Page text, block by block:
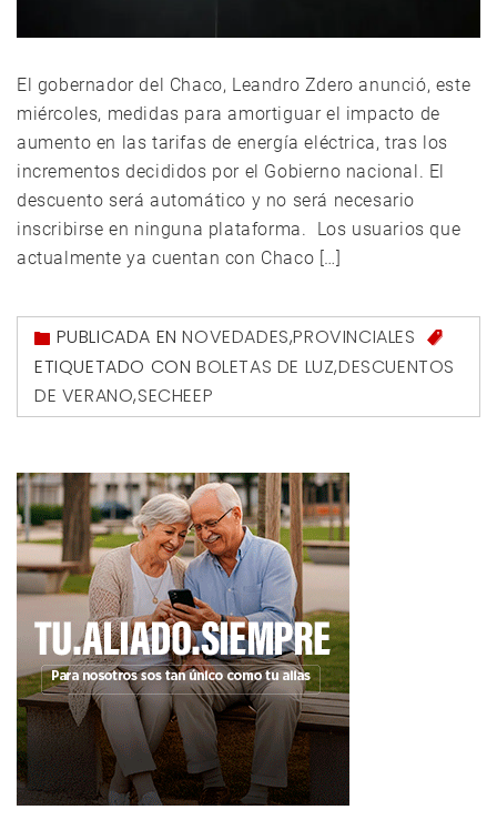
El gobernador del Chaco, Leandro Zdero anunció, este
miércoles, medidas para amortiguar el impacto de
aumento en las tarifas de energía eléctrica, tras los
incrementos decididos por el Gobierno nacional. El
descuento será automático y no será necesario
inscribirse en ninguna plataforma. Los usuarios que
actualmente ya cuentan con Chaco […]
PUBLICADA ENNOVEDADES,PROVINCIALES
ETIQUETADO CON BOLETAS DE LUZ,DESCUENTOS
DE VERANO,SECHEEP